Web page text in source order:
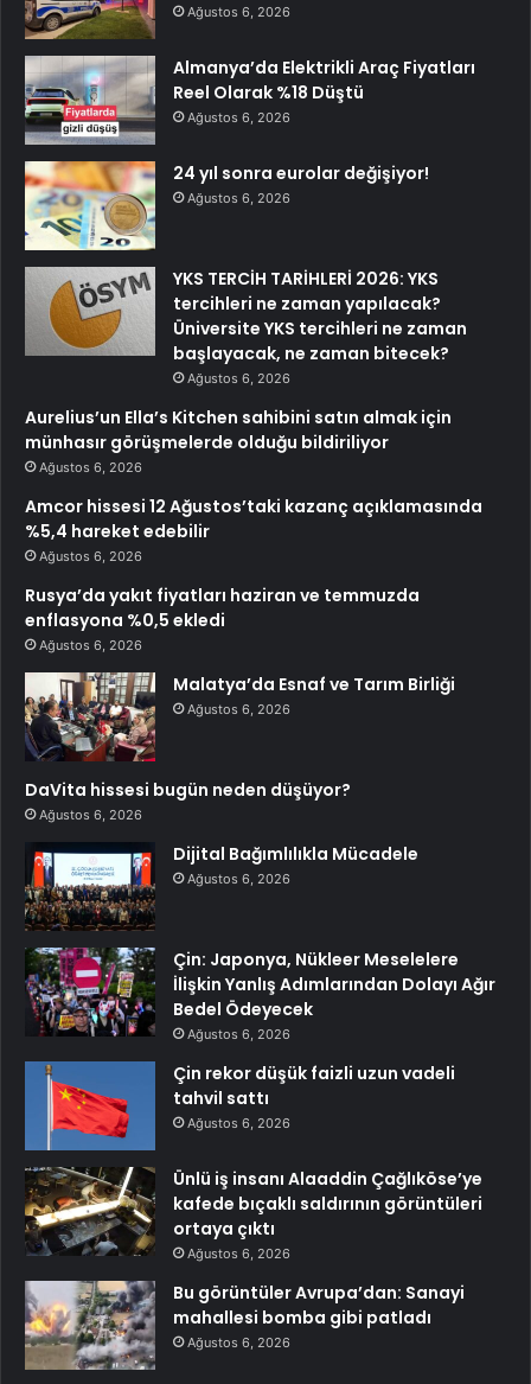
Ağustos 6, 2026
Almanya’da Elektrikli Araç Fiyatları
Reel Olarak %18 Düştü
Ağustos 6, 2026
24 yıl sonra eurolar değişiyor!
Ağustos 6, 2026
YKS TERCİH TARİHLERİ 2026: YKS
tercihleri ne zaman yapılacak?
Üniversite YKS tercihleri ne zaman
başlayacak, ne zaman bitecek?
Ağustos 6, 2026
Aurelius’un Ella’s Kitchen sahibini satın almak için
münhasır görüşmelerde olduğu bildiriliyor
Ağustos 6, 2026
Amcor hissesi 12 Ağustos’taki kazanç açıklamasında
%5,4 hareket edebilir
Ağustos 6, 2026
Rusya’da yakıt fiyatları haziran ve temmuzda
enflasyona %0,5 ekledi
Ağustos 6, 2026
Malatya’da Esnaf ve Tarım Birliği
Ağustos 6, 2026
DaVita hissesi bugün neden düşüyor?
Ağustos 6, 2026
Dijital Bağımlılıkla Mücadele
Ağustos 6, 2026
Çin: Japonya, Nükleer Meselelere
İlişkin Yanlış Adımlarından Dolayı Ağır
Bedel Ödeyecek
Ağustos 6, 2026
Çin rekor düşük faizli uzun vadeli
tahvil sattı
Ağustos 6, 2026
Ünlü iş insanı Alaaddin Çağlıköse’ye
kafede bıçaklı saldırının görüntüleri
ortaya çıktı
Ağustos 6, 2026
Bu görüntüler Avrupa’dan: Sanayi
mahallesi bomba gibi patladı
Ağustos 6, 2026